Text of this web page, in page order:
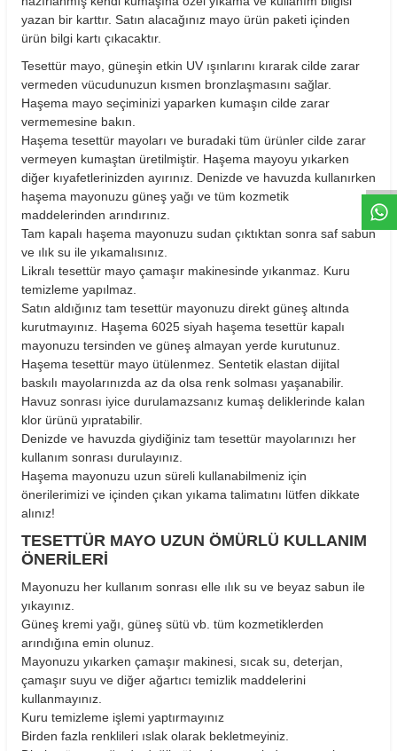
W
h
t
s
a
p
p
D
e
s
e
H
a
t
t
yazan bir karttır. Satın alacağınız mayo ürün paketi içinden
ürün bilgi kartı çıkacaktır.
Tesettür mayo, güneşin etkin UV ışınlarını kırarak cilde zarar
vermeden vücudunuzun kısmen bronzlaşmasını sağlar.
Haşema mayo seçiminizi yaparken kumaşın cilde zarar
vermemesine bakın.
Haşema tesettür mayoları ve buradaki tüm ürünler cilde zarar
vermeyen kumaştan üretilmiştir. Haşema mayoyu yıkarken
diğer kıyafetlerinizden ayırınız. Denizde ve havuzda kullanırken
haşema mayonuzu güneş yağı ve tüm kozmetik
maddelerinden arındırınız.
Tam kapalı haşema mayonuzu sudan çıktıktan sonra saf sabun
ve ılık su ile yıkamalısınız.
Likralı tesettür mayo çamaşır makinesinde yıkanmaz. Kuru
temizleme yapılmaz.
Satın aldığınız tam tesettür mayonuzu direkt güneş altında
kurutmayınız. Haşema 6025 siyah haşema tesettür kapalı
mayonuzu tersinden ve güneş almayan yerde kurutunuz.
Haşema tesettür mayo ütülenmez. Sentetik elastan dijital
baskılı mayolarınızda az da olsa renk solması yaşanabilir.
Havuz sonrası iyice durulamazsanız kumaş deliklerinde kalan
klor ürünü yıpratabilir.
Denizde ve havuzda giydiğiniz tam tesettür mayolarınızı her
kullanım sonrası durulayınız.
Haşema mayonuzu uzun süreli kullanabilmeniz için
önerilerimizi ve içinden çıkan yıkama talimatını lütfen dikkate
alınız!
TESETTÜR MAYO UZUN ÖMÜRLÜ KULLANIM
ÖNERİLERİ
Mayonuzu her kullanım sonrası elle ılık su ve beyaz sabun ile
yıkayınız.
Güneş kremi yağı, güneş sütü vb. tüm kozmetiklerden
arındığına emin olunuz.
Mayonuzu yıkarken çamaşır makinesi, sıcak su, deterjan,
çamaşır suyu ve diğer ağartıcı temizlik maddelerini
kullanmayınız.
Kuru temizleme işlemi yaptırmayınız
Birden fazla renklileri ıslak olarak bekletmeyiniz.